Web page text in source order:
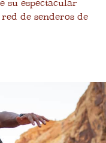
su espectacular
de senderos de